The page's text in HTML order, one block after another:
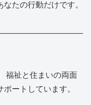
たの行動だけです。
福祉と住まいの両面
ートしています。